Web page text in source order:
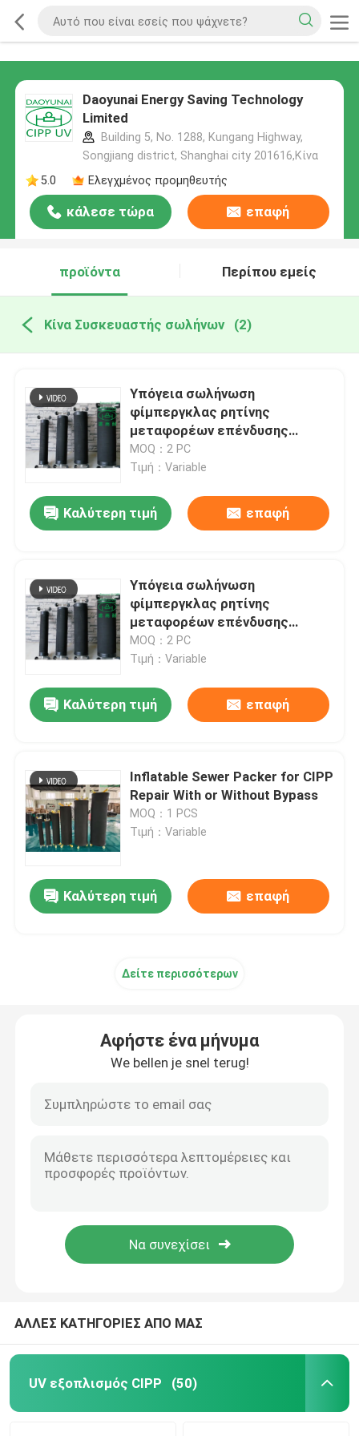
Daoyunai Energy Saving Technology
Limited
Building 5, No. 1288, Kungang Highway,
Songjiang district, Shanghai city 201616,Κίνα
5.0
Ελεγχμένος προμηθευτής
κάλεσε τώρα επαφή
προϊόντα Περίπου εμείς
Κίνα Συσκευαστής σωλήνων (2)
Υπόγεια σωλήνωση
φίμπεργκλας ρητίνης
μεταφορέων επένδυσης
συσκευαστών σωλήνων
επισκευής μπαλωμάτων
MOQ：2 PC
Τιμή：Variable
Καλύτερη τιμή επαφή
Υπόγεια σωλήνωση
φίμπεργκλας ρητίνης
μεταφορέων επένδυσης
συσκευαστών σωλήνων
επισκευής μπαλωμάτων
MOQ：2 PC
Τιμή：Variable
Καλύτερη τιμή επαφή
Inflatable Sewer Packer for CIPP
Repair With or Without Bypass
MOQ：1 PCS
Τιμή：Variable
Καλύτερη τιμή επαφή
Δείτε περισσότερων
Αφήστε ένα μήνυμα
We bellen je snel terug!
ΑΛΛΕΣ ΚΑΤΗΓΟΡΙΕΣ ΑΠΟ ΜΑΣ
UV εξοπλισμός CIPP (50)